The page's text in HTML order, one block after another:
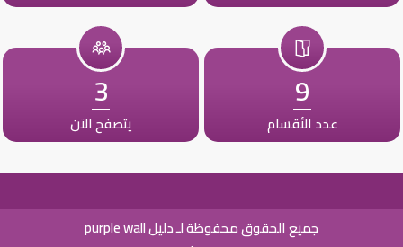
9
عدد الأقسام
3
يتصفح الآن
جميع الحقوق محفوظة لـ دليل purple wall